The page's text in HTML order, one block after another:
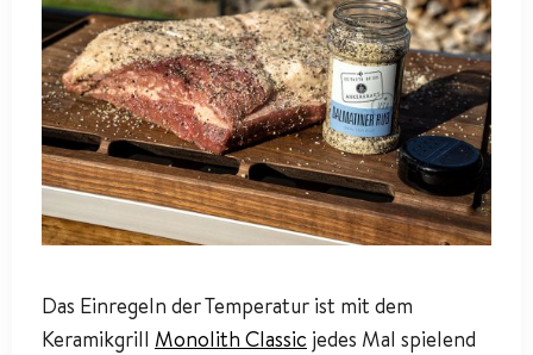
Das Einregeln der Temperatur ist mit dem
Keramikgrill Monolith Classic jedes Mal spielend